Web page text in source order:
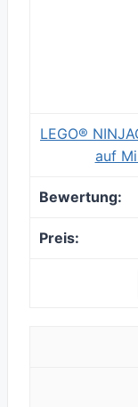
LEGO®
auf